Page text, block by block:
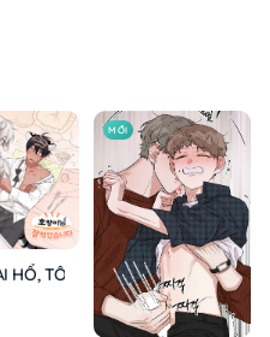
HỔ, TÔI ĐÃ ĂN RẤT NGON MIỆNG
MỚI